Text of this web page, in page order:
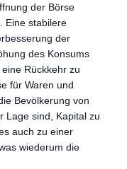
der Börse
Eine stabilere
der
des Konsums
Rückkehr zu
für Waren und
Bevölkerung von
Lage sind, Kapital zu
auch zu einer
wiederum die